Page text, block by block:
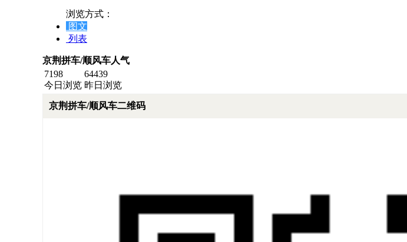
浏览方式：
图文
列表
京荆拼车/顺风车人气
7198
今日浏览
64439
昨日浏览
京荆拼车/顺风车二维码